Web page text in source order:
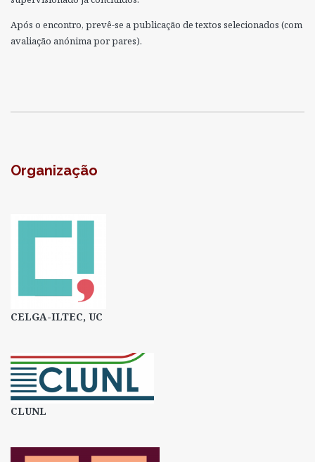
Após o encontro, prevê-se a publicação de textos selecionados (com
avaliação anónima por pares).
Organização
CELGA-ILTEC, UC
CLUNL